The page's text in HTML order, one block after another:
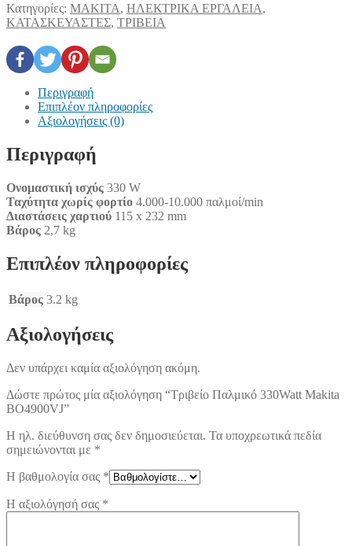
Κατηγορίες: MAKITA, ΗΛΕΚΤΡΙΚΑ ΕΡΓΑΛΕΙΑ,
ΚΑΤΑΣΚΕΥΑΣΤΕΣ, ΤΡΙΒΕΙΑ
Περιγραφή
Επιπλέον πληροφορίες
Αξιολογήσεις (0)
Περιγραφή
Ονομαστική ισχύς 330 W
Ταχύτητα χωρίς φορτίο 4.000-10.000 παλμοί/min
Διαστάσεις χαρτιού 115 x 232 mm
Βάρος 2,7 kg
Επιπλέον πληροφορίες
Βάρος 3.2 kg
Αξιολογήσεις
Δεν υπάρχει καμία αξιολόγηση ακόμη.
Δώστε πρώτος μία αξιολόγηση “Τριβείο Παλμικό 330Watt Makita
BO4900VJ”
Η ηλ. διεύθυνση σας δεν δημοσιεύεται. Τα υποχρεωτικά πεδία
σημειώνονται με *
Η βαθμολογία σας *
Η αξιολόγησή σας *